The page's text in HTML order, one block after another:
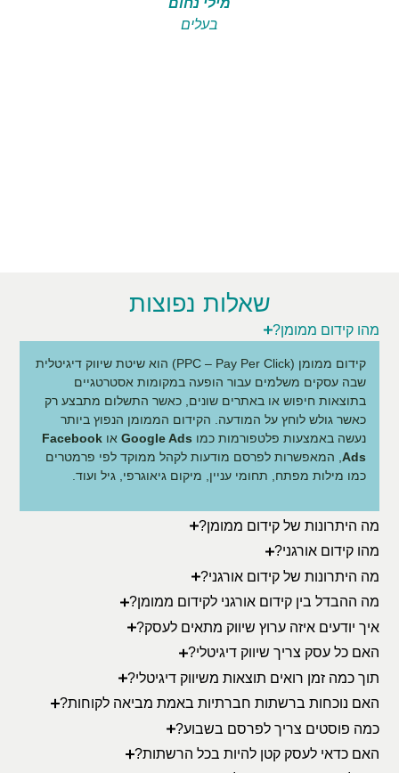
בעלים
שאלות נפוצות
מהו קידום ממומן?
קידום ממומן (PPC – Pay Per Click) הוא שיטת שיווק דיגיטלית
שבה עסקים משלמים עבור הופעה במקומות אסטרטגיים
בתוצאות חיפוש או באתרים שונים, כאשר התשלום מתבצע רק
כאשר גולש לוחץ על המודעה. הקידום הממומן הנפוץ ביותר
נעשה באמצעות פלטפורמות כמו Google Ads אוFacebook
Ads , המאפשרות לפרסם מודעות לקהל ממוקד לפי פרמטרים
כמו מילות מפתח, תחומי עניין, מיקום גיאוגרפי, גיל ועוד.
מה היתרונות של קידום ממומן?
מהו קידום אורגני?
מה היתרונות של קידום אורגני?
מה ההבדל בין קידום אורגני לקידום ממומן?
איך יודעים איזה ערוץ שיווק מתאים לעסק?
האם כל עסק צריך שיווק דיגיטלי?
תוך כמה זמן רואים תוצאות משיווק דיגיטלי?
האם נוכחות ברשתות חברתיות באמת מביאה לקוחות?
כמה פוסטים צריך לפרסם בשבוע?
האם כדאי לעסק קטן להיות בכל הרשתות?